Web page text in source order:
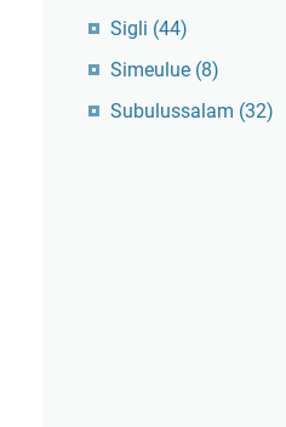
Sigli (44)
Simeulue (8)
Subulussalam (32)